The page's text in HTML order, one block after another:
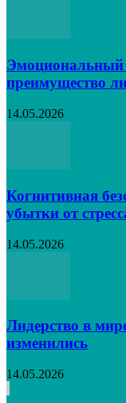
Эмоциональный
преимущество
14.05.2026
Когнитивная
убытки от
14.05.2026
Лидерство в
изменились
14.05.2026